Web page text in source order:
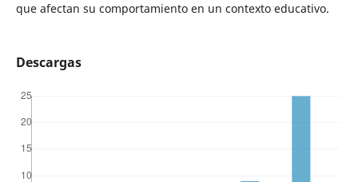
que afectan su comportamiento en un contexto educativo.
Descargas